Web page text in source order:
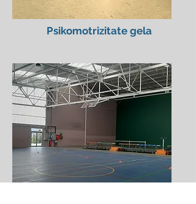
Psikomotrizitate gela